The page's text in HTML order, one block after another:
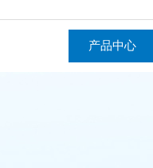
产品中心